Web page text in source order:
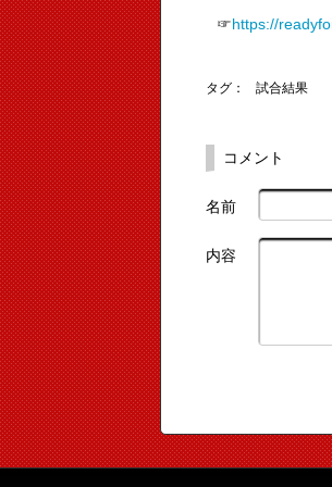
☞https://
タグ： 試合結果
コメント
名前
内容